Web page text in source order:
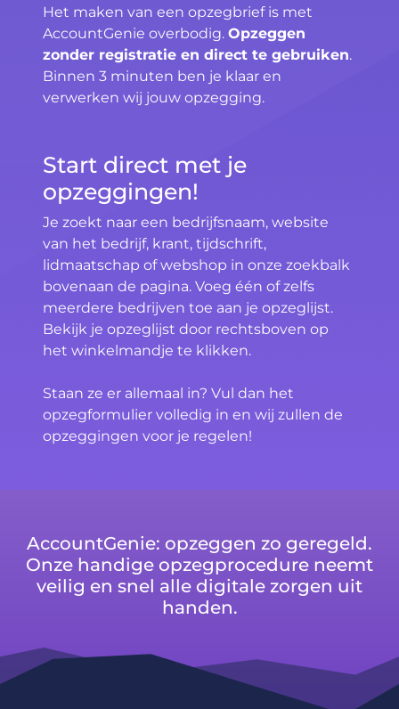
Het maken van een opzegbrief is met
AccountGenie overbodig. Opzeggen
zonder registratie en direct te gebruiken.
Binnen 3 minuten ben je klaar en
verwerken wij jouw opzegging.
Start direct met je
opzeggingen!
Je zoekt naar een bedrijfsnaam, website
van het bedrijf, krant, tijdschrift,
lidmaatschap of webshop in onze zoekbalk
bovenaan de pagina. Voeg één of zelfs
meerdere bedrijven toe aan je opzeglijst.
Bekijk je opzeglijst door rechtsboven op
het winkelmandje te klikken.
Staan ze er allemaal in? Vul dan het
opzegformulier volledig in en wij zullen de
opzeggingen voor je regelen!
AccountGenie: opzeggen zo geregeld.
Onze handige opzegprocedure neemt
veilig en snel alle digitale zorgen uit
handen.